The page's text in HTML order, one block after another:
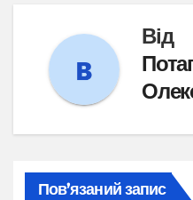
Від
Пов’язаний запис